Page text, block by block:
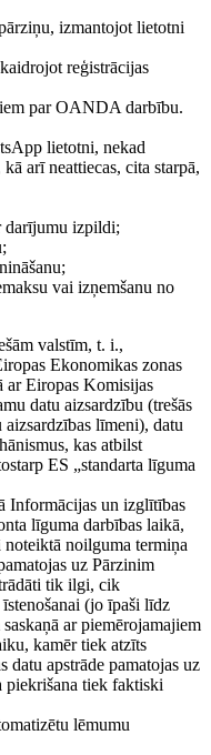
izmantojot lietotni
reģistrācijas
par OANDA darbību.
lietotni, nekad
arī neattiecas, cita starpā,
darījumu izpildi;
vai izņemšanu no
valstīm, t. i.,
Ekonomikas zonas
ar Eiropas Komisijas
datu aizsardzību (trešās
līmeni), datu
kas atbilst
ES „standarta līguma
Informācijas un izglītības
līguma darbības laikā,
noilguma termiņa
uz Pārzinim
tik ilgi, cik
(jo īpaši līdz
ar piemērojamajiem
kamēr tiek atzīts
datu apstrāde pamatojas uz
piekrišana tiek faktiski
lēmumu